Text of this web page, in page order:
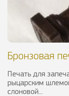
Бронзовая
Печать для
рыцарским
слоновой...